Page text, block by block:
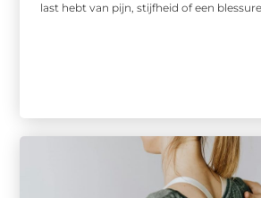
last hebt van pijn, stijfheid of een